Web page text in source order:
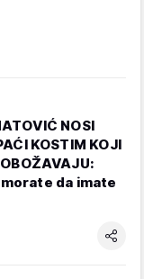
NOSI
KOSTIM KOJI
da imate